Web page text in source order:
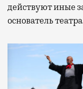
действуют иные
основатель